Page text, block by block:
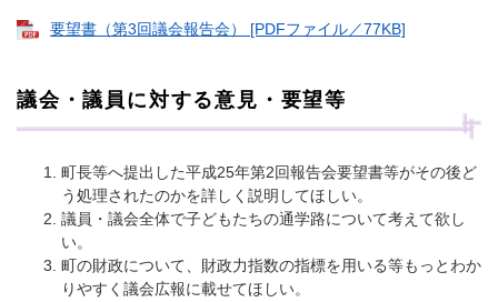
要望書（第3回議会報告会） [PDFファイル／77KB]
議会・議員に対する意見・要望等
町長等へ提出した平成25年第2回報告会要望書等がその後ど
う処理されたのかを詳しく説明してほしい。
議員・議会全体で子どもたちの通学路について考えて欲し
い。
町の財政について、財政力指数の指標を用いる等もっとわか
りやすく議会広報に載せてほしい。